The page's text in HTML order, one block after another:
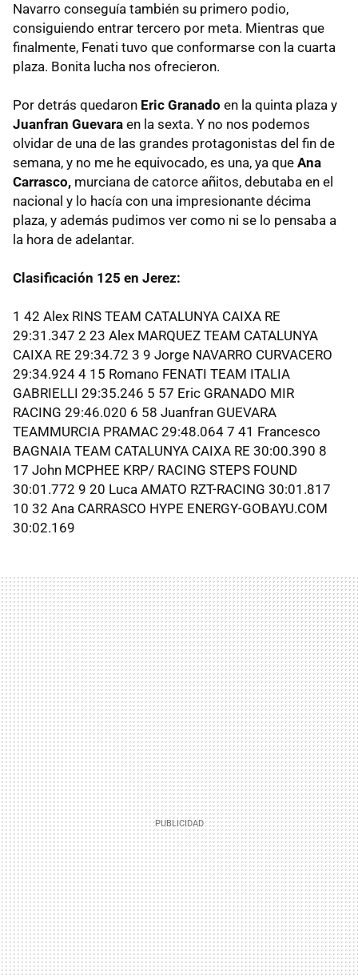
Navarro conseguía también su primero podio,
consiguiendo entrar tercero por meta. Mientras que
finalmente, Fenati tuvo que conformarse con la cuarta
plaza. Bonita lucha nos ofrecieron.
Por detrás quedaron Eric Granado en la quinta plaza y
Juanfran Guevara en la sexta. Y no nos podemos
olvidar de una de las grandes protagonistas del fin de
semana, y no me he equivocado, es una, ya que Ana
Carrasco, murciana de catorce añitos, debutaba en el
nacional y lo hacía con una impresionante décima
plaza, y además pudimos ver como ni se lo pensaba a
la hora de adelantar.
Clasificación 125 en Jerez:
1 42 Alex RINS TEAM CATALUNYA CAIXA RE
29:31.347 2 23 Alex MARQUEZ TEAM CATALUNYA
CAIXA RE 29:34.72 3 9 Jorge NAVARRO CURVACERO
29:34.924 4 15 Romano FENATI TEAM ITALIA
GABRIELLI 29:35.246 5 57 Eric GRANADO MIR
RACING 29:46.020 6 58 Juanfran GUEVARA
TEAMMURCIA PRAMAC 29:48.064 7 41 Francesco
BAGNAIA TEAM CATALUNYA CAIXA RE 30:00.390 8
17 John MCPHEE KRP/ RACING STEPS FOUND
30:01.772 9 20 Luca AMATO RZT-RACING 30:01.817
10 32 Ana CARRASCO HYPE ENERGY-GOBAYU.COM
30:02.169